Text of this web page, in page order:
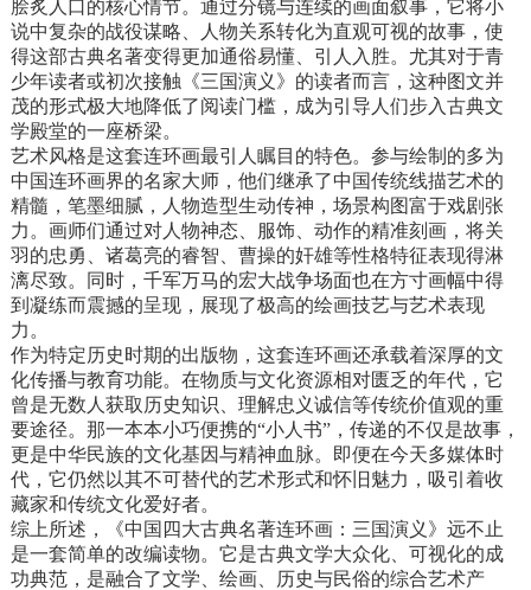
脍炙人口的核心情节。通过分镜与连续的画面叙事，它将小
说中复杂的战役谋略、人物关系转化为直观可视的故事，使
得这部古典名著变得更加通俗易懂、引人入胜。尤其对于青
少年读者或初次接触《三国演义》的读者而言，这种图文并
茂的形式极大地降低了阅读门槛，成为引导人们步入古典文
学殿堂的一座桥梁。
艺术风格是这套连环画最引人瞩目的特色。参与绘制的多为
中国连环画界的名家大师，他们继承了中国传统线描艺术的
精髓，笔墨细腻，人物造型生动传神，场景构图富于戏剧张
力。画师们通过对人物神态、服饰、动作的精准刻画，将关
羽的忠勇、诸葛亮的睿智、曹操的奸雄等性格特征表现得淋
漓尽致。同时，千军万马的宏大战争场面也在方寸画幅中得
到凝练而震撼的呈现，展现了极高的绘画技艺与艺术表现
力。
作为特定历史时期的出版物，这套连环画还承载着深厚的文
化传播与教育功能。在物质与文化资源相对匮乏的年代，它
曾是无数人获取历史知识、理解忠义诚信等传统价值观的重
要途径。那一本本小巧便携的“小人书”，传递的不仅是故事，
更是中华民族的文化基因与精神血脉。即便在今天多媒体时
代，它仍然以其不可替代的艺术形式和怀旧魅力，吸引着收
藏家和传统文化爱好者。
综上所述，《中国四大古典名著连环画：三国演义》远不止
是一套简单的改编读物。它是古典文学大众化、可视化的成
功典范，是融合了文学、绘画、历史与民俗的综合艺术产